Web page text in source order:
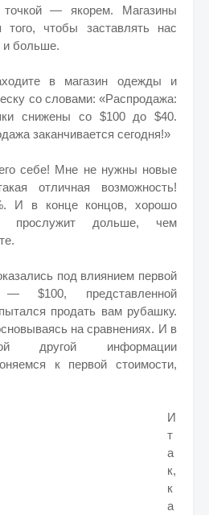
— якорем. Магазины
того, чтобы заставлять нас
и больше.
в магазин одежды и
со словами: «Распродажа:
снижены со $100 до $40.
заканчивается сегодня!»
себе! Мне не нужны новые
отличная возможность!
И в конце концов, хорошо
прослужит дольше, чем
под влиянием первой
$100, представленной
продать вам рубашку.
на сравнениях. И в
другой информации
к первой стоимости,
И
т
а
к,
к
а